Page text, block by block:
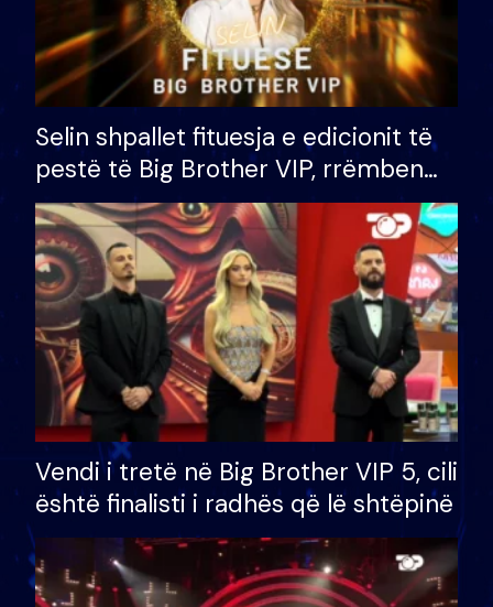
Selin shpallet fituesja e edicionit të
pestë të Big Brother VIP, rrëmben
çmimin e madh prej 100 mijë eurosh
Vendi i tretë në Big Brother VIP 5, cili
është finalisti i radhës që lë shtëpinë